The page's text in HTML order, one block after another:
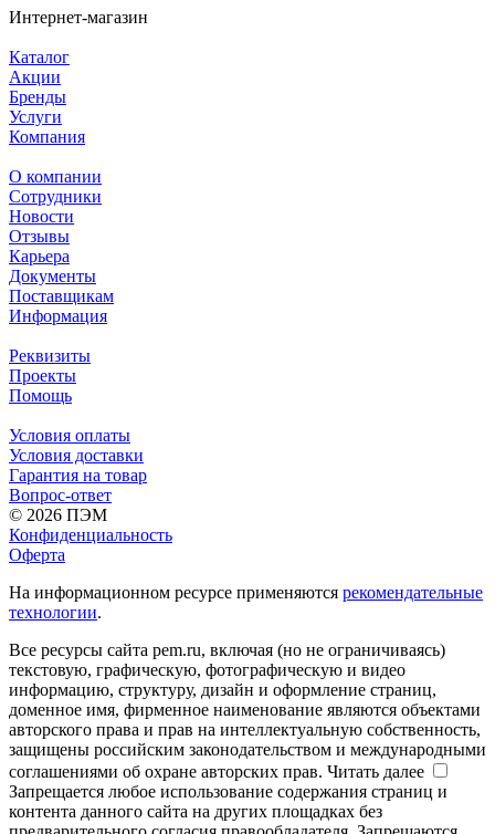
Интернет-магазин
Каталог
Акции
Бренды
Услуги
Компания
О компании
Сотрудники
Новости
Отзывы
Карьера
Документы
Поставщикам
Информация
Реквизиты
Проекты
Помощь
Условия оплаты
Условия доставки
Гарантия на товар
Вопрос-ответ
© 2026 ПЭМ
Конфиденциальность
Оферта
На информационном ресурсе применяются рекомендательные
технологии.
Все ресурсы сайта pem.ru, включая (но не ограничиваясь)
текстовую, графическую, фотографическую и видео
информацию, структуру, дизайн и оформление страниц,
доменное имя, фирменное наименование являются объектами
авторского права и прав на интеллектуальную собственность,
защищены российским законодательством и международными
соглашениями об охране авторских прав. Читать далее
Запрещается любое использование содержания страниц и
контента данного сайта на других площадках без